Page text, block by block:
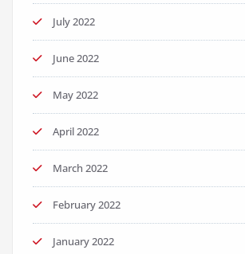
July 2022
June 2022
May 2022
April 2022
March 2022
February 2022
January 2022